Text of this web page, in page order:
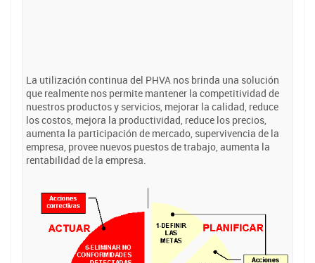
La utilización continua del PHVA nos brinda una solución
que realmente nos permite mantener la competitividad de
nuestros productos y servicios, mejorar la calidad, reduce
los costos, mejora la productividad, reduce los precios,
aumenta la participación de mercado, supervivencia de la
empresa, provee nuevos puestos de trabajo, aumenta la
rentabilidad de la empresa.